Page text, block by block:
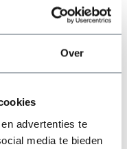
Over
advertenties te
media te bieden
van
Lees gerust
hydrokorrels nodig.
zakken potgrond